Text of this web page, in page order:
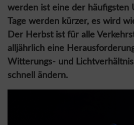
werden ist eine der häufigsten
Tage werden kürzer, es wird
Der Herbst ist für alle
alljährlich eine
Witterungs- und
schnell ändern.